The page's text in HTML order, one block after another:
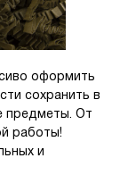
оформить
сохранить в
предметы. От
работы!
и